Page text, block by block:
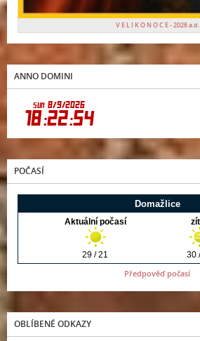
V E L I K O N O C E - 2026 a.d.
ANNO DOMINI
POČASÍ
Předpověď počasí
OBLÍBENÉ ODKAZY